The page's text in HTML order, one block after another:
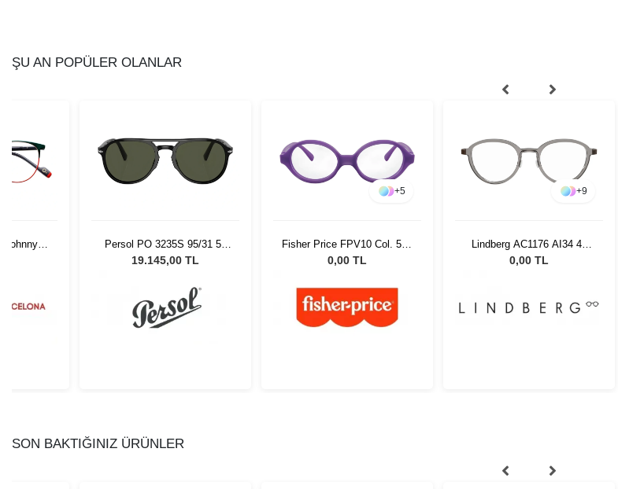
ŞU AN POPÜLER OLANLAR
Johnny
Persol PO 3235S 95/31 55
Unisex Güneş Gözlüğü
19.145,00 TL
+5
Fisher Price FPV10 Col. 521
41
0,00 TL
+9
Lindberg AC1176 AI34 49
135
0,00 TL
SON BAKTIĞINIZ ÜRÜNLER